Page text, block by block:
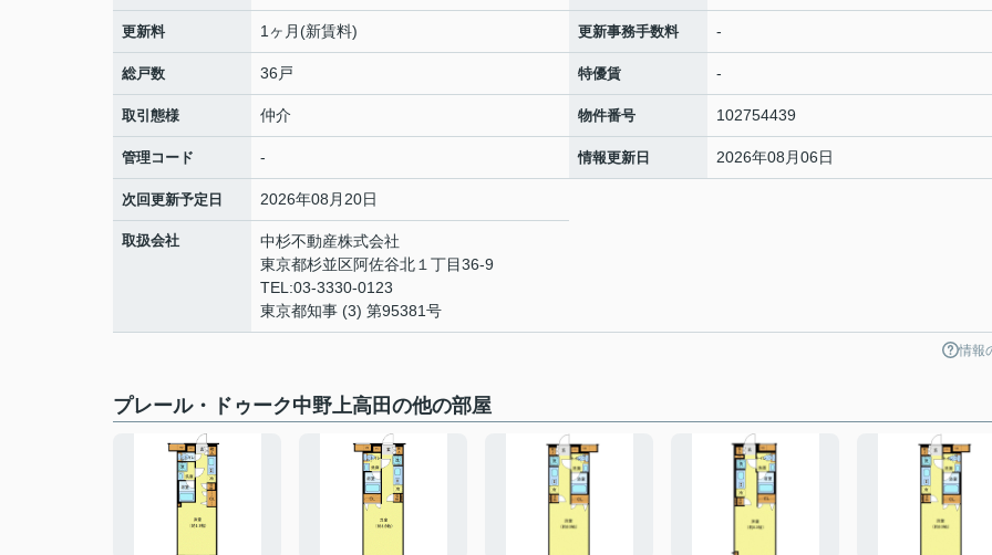
更新料 1ヶ月(新賃料) 更新事務手数料 -
総戸数 36戸 特優賃 -
取引態様 仲介 物件番号 102754439
管理コード - 情報更新日 2026年08月06日
次回更新予定日 2026年08月20日
取扱会社
中杉不動産株式会社
東京都杉並区阿佐谷北１丁目36-9
TEL:03-3330-0123
東京都知事 (3) 第95381号
情報
プレール・ドゥーク中野上高田の他の部屋